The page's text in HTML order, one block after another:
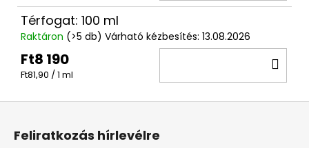
Térfogat: 100 ml
Raktáron (>5 db) Várható kézbesítés: 13.08.2026
Ft8 190
Egységár:
Ft81,90 / 1 ml
Feliratkozás hírlevélre